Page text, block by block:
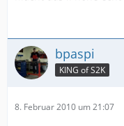
bpaspi
KING of S2K
8. Februar 2010 um 21:07